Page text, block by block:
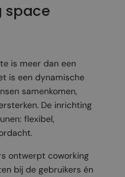
space
is meer dan een
is een dynamische
samenkomen,
De inrichting
flexibel,
ontwerpt coworking
bij de gebruikers én